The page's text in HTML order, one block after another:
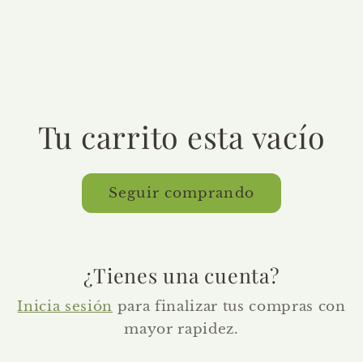
Tu carrito esta vacío
Seguir comprando
¿Tienes una cuenta?
Inicia sesión para finalizar tus compras con
mayor rapidez.